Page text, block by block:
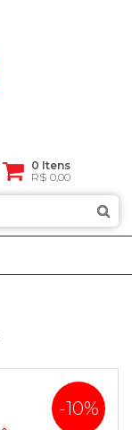
0 Itens
R$ 0,00
-10%